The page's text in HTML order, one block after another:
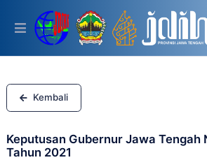
This
includes
accessibility
system.
Kembali
Keputusan Gubernur Jawa Tengah
Tahun 2021